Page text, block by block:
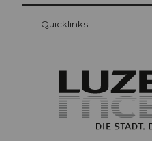
Quicklinks